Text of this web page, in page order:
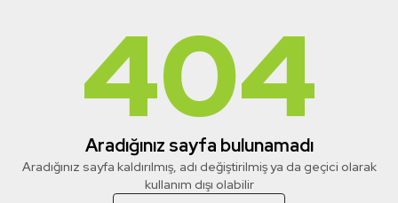
404
Aradığınız sayfa bulunamadı
Aradığınız sayfa kaldırılmış, adı değiştirilmiş ya da geçici olarak
kullanım dışı olabilir